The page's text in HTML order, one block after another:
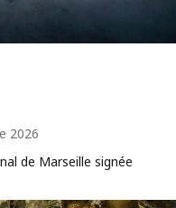
2026
de Marseille signée